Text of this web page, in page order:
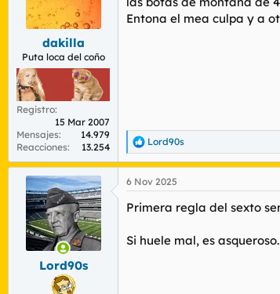
n
e
dakilla
Puta loca del coño
Registro
15 Mar 2007
Mensajes
14.979
Reacciones
13.254
Entona el mea culpa y a
R
e
c
i
n
e
Lord90s
Lord90s
6 Nov 2025
Primera regla del sexto
Si huele mal, es